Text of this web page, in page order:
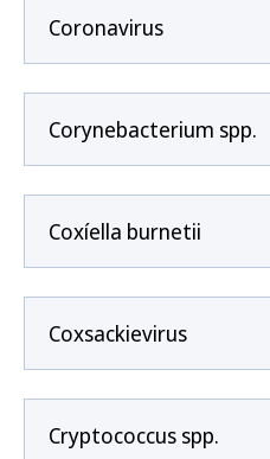
Coronavirus
Corynebacterium spp.
Coxíella burnetii
Coxsackievirus
Cryptococcus spp.